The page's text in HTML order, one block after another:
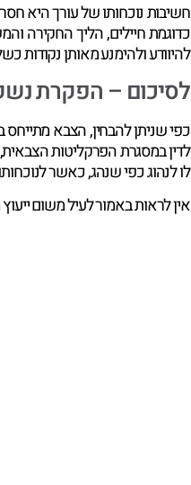
חשיבות נוכחותו של עורך היא
כדוגמת חיילים, הליך החקירה
להיוודע ולהימנע מאותן נקודות
לסיכום – הפקרת
כפי שניתן להבחין, הצבא
לדין במסגרת הפרקליטות
לו לנהוג כפי שנהג, כאשר
אין לראות באמור לעיל משום